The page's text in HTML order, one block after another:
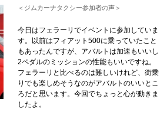
＜ジムカーナタクシー参加者の声＞
今日はフェラーリでイベントに参加していま
す。以前はフィアット500に乗っていたこと
もあったんですが、アバルトは加速もいいし
2ペダルのミッションの性能もいいですね。
フェラーリと比べるのは難しいけれど、街乗
りでも楽しめそうなのがアバルトのいいとこ
ろだと思います。今回でちょっと心が動きま
したよ。